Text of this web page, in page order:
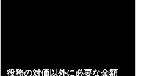
役務の対価以外に必要な金額